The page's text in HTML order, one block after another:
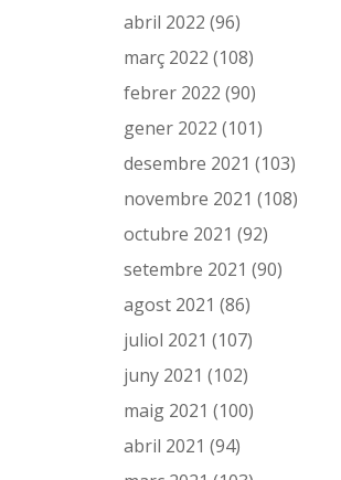
abril 2022 (96)
març 2022 (108)
febrer 2022 (90)
gener 2022 (101)
desembre 2021 (103)
novembre 2021 (108)
octubre 2021 (92)
setembre 2021 (90)
agost 2021 (86)
juliol 2021 (107)
juny 2021 (102)
maig 2021 (100)
abril 2021 (94)